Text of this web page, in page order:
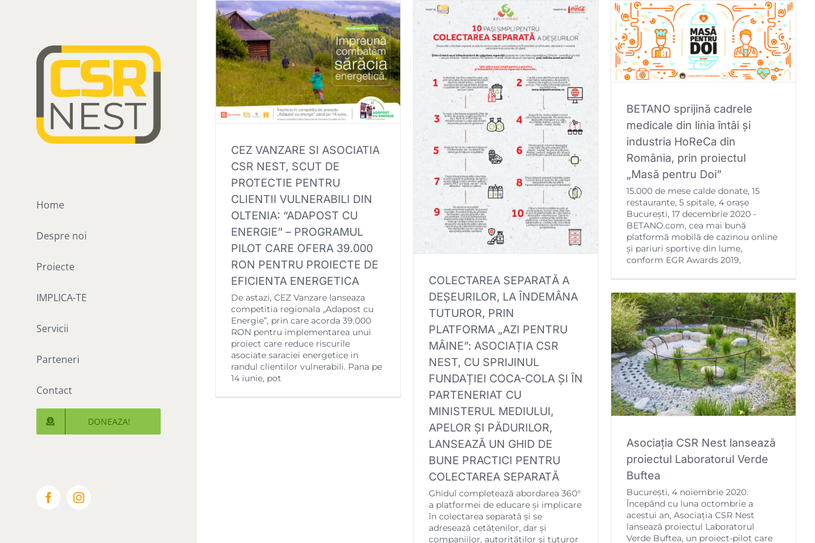
Home
Despre noi
Proiecte
IMPLICA-TE
Servicii
Parteneri
Contact
DONEAZA!
FacebookInstagram
CEZ VANZARE SI ASOCIATIA
CSR NEST, SCUT DE
PROTECTIE PENTRU
CLIENTII VULNERABILI DIN
OLTENIA: “ADAPOST CU
ENERGIE” – PROGRAMUL
PILOT CARE OFERA 39.000
RON PENTRU PROIECTE DE
EFICIENTA ENERGETICA
De astazi, CEZ Vanzare lanseaza
competitia regionala „Adapost cu
Energie”, prin care acorda 39.000
RON pentru implementarea unui
proiect care reduce riscurile
asociate saraciei energetice in
randul clientilor vulnerabili. Pana pe
14 iunie, pot
COLECTAREA SEPARATĂ A
DEȘEURILOR, LA ÎNDEMÂNA
TUTUROR, PRIN
PLATFORMA „AZI PENTRU
MÂINE”: ASOCIAȚIA CSR
NEST, CU SPRIJINUL
FUNDAȚIEI COCA-COLA ȘI ÎN
PARTENERIAT CU
MINISTERUL MEDIULUI,
APELOR ȘI PĂDURILOR,
LANSEAZĂ UN GHID DE
BUNE PRACTICI PENTRU
COLECTAREA SEPARATĂ
Ghidul completează abordarea 360°
a platformei de educare și implicare
în colectarea separată și se
adresează cetățenilor, dar și
companiilor, autorităților și tuturor
BETANO sprijină cadrele
medicale din linia întâi și
industria HoReCa din
România, prin proiectul
„Masă pentru Doi”
15.000 de mese calde donate, 15
restaurante, 5 spitale, 4 orașe
București, 17 decembrie 2020 -
BETANO.com, cea mai bună
platformă mobilă de cazinou online
și pariuri sportive din lume,
conform EGR Awards 2019,
Asociația CSR Nest lansează
proiectul Laboratorul Verde
Buftea
București, 4 noiembrie 2020.
Începând cu luna octombrie a
acestui an, Asociația CSR Nest
lansează proiectul Laboratorul
Verde Buftea, un proiect-pilot care